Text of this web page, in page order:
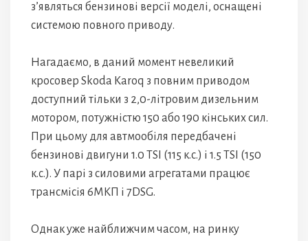
з’являться бензинові версії моделі, оснащені
системою повного приводу.
Нагадаємо, в даний момент невеликий
кросовер Skoda Karoq з повним приводом
доступний тільки з 2,0-літровим дизельним
мотором, потужністю 150 або 190 кінських сил.
При цьому для автмообіля передбачені
бензинові двигуни 1.0 TSI (115 к.с.) і 1.5 TSI (150
к.с.). У парі з силовими агрегатами працює
трансмісія 6МКП і 7DSG.
Однак уже найближчим часом, на ринку